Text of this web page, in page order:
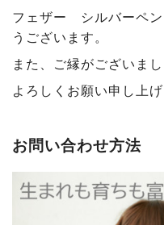
フェザー シルバーペン
うございます 。
また、ご縁がございま
よろしくお願い申し上げ
お問い合わせ方法